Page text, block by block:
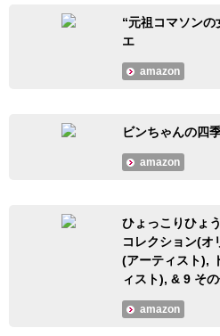
“元祖コマソン
エ
amazon
ビンちゃんの
amazon
ひょっこりひょ
コレクション(
(アーティスト),
ィスト), & 9 そ
amazon